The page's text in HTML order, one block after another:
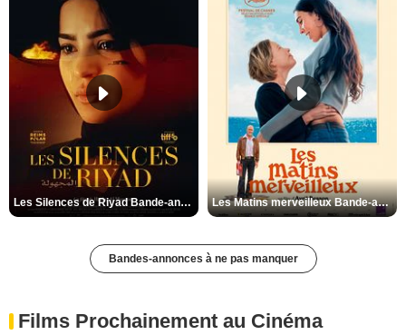
Les Silences de Riyad Bande-annonce VO STFR Les Matins merveilleux Bande-annonce VF
Bandes-annonces à ne pas manquer
Films Prochainement au Cinéma